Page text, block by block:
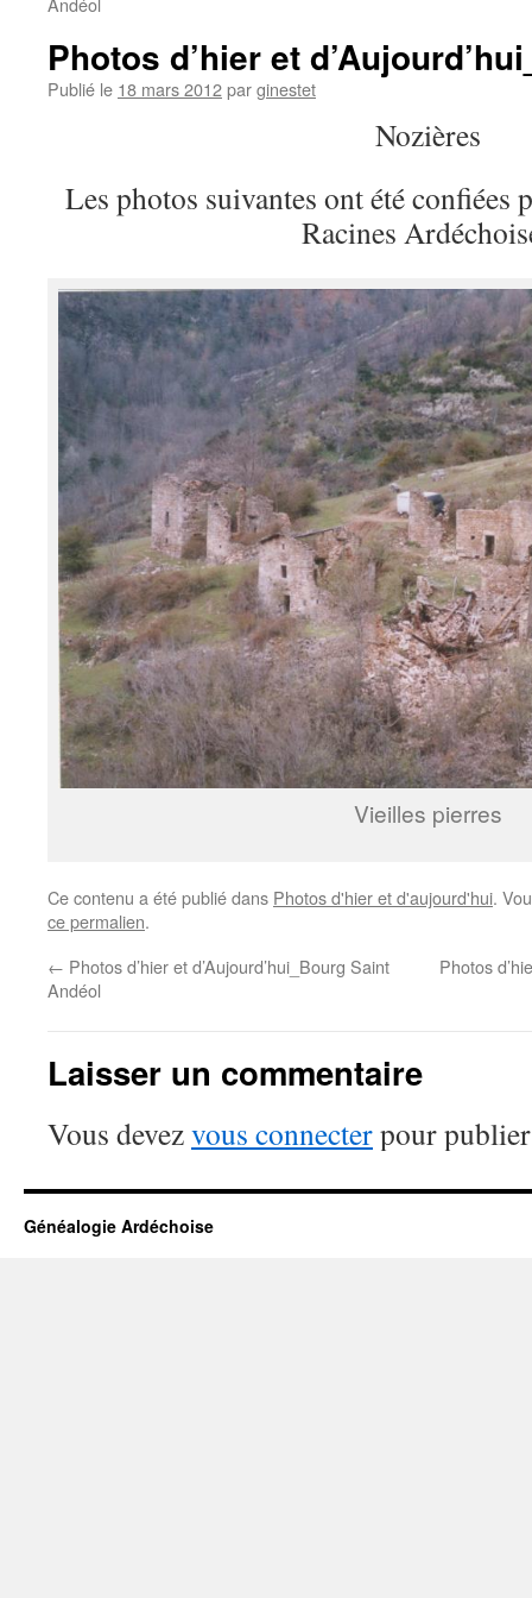
Photos d’hier et
Publié le 18 mars 2012parginestet
Nozières
Les photos suivantes ont été confiées
Racines
Vieilles pierres
Ce contenu a été publié dans Photos d'hier et d'aujourd'hui.
ce permalien.
← Photos d’hier et d’Aujourd’hui_Bourg Saint
Andéol
Photos
Laisser un commentaire
Vous devezvous connecterpour
Généalogie Ardéchoise